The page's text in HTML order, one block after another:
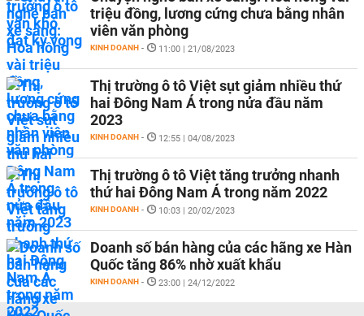
triệu đồng, lương cứng chưa bằng nhân
viên văn phòng
KINH DOANH - 11:00 | 21/08/2023
Thị trường ô tô Việt sụt giảm nhiều thứ
hai Đông Nam Á trong nửa đầu năm
2023
KINH DOANH - 12:55 | 04/08/2023
Thị trường ô tô Việt tăng trưởng nhanh
thứ hai Đông Nam Á trong năm 2022
KINH DOANH - 10:03 | 20/02/2023
Doanh số bán hàng của các hãng xe Hàn
Quốc tăng 86% nhờ xuất khẩu
KINH DOANH - 23:00 | 24/12/2022